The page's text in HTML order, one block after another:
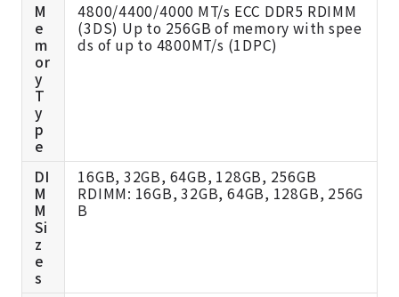
M
e
m
or
y
T
y
p
e
4800/4400/4000 MT/s ECC DDR5 RDIMM
(3DS) Up to 256GB of memory with spee
ds of up to 4800MT/s (1DPC)
DI
M
M
Si
z
e
s
16GB, 32GB, 64GB, 128GB, 256GB
RDIMM: 16GB, 32GB, 64GB, 128GB, 256G
B